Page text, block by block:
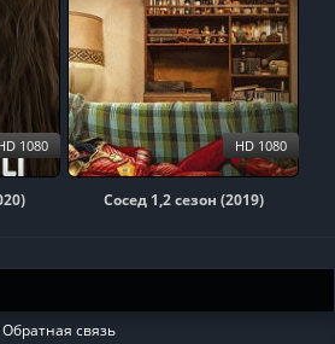
1080
Сосед 1,2 сезон (2019)
HD 1080
Обратная связь